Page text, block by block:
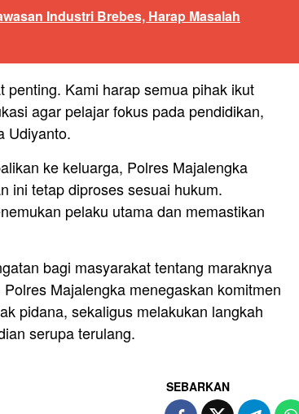
Industri Brebes, Harap Masalah
penting. Kami harap semua pihak ikut
agar pelajar fokus pada pendidikan,
Udiyanto.
ke keluarga, Polres Majalengka
ini tetap diproses sesuai hukum.
pelaku utama dan memastikan
bagi masyarakat tentang maraknya
Majalengka menegaskan komitmen
pidana, sekaligus melakukan langkah
serupa terulang.
SEBARKAN